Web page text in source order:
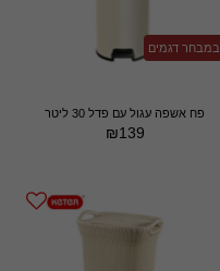
במבחר דגמים
פח אשפה עגול עם פדל 30 ליטר
₪139